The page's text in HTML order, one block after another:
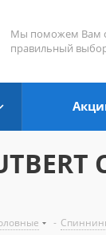
Мы поможем Вам
правильный
-